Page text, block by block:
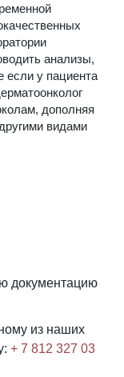
анализы,
если у пациента
дополняя
видами
документацию
из наших
+ 7 812 327 03